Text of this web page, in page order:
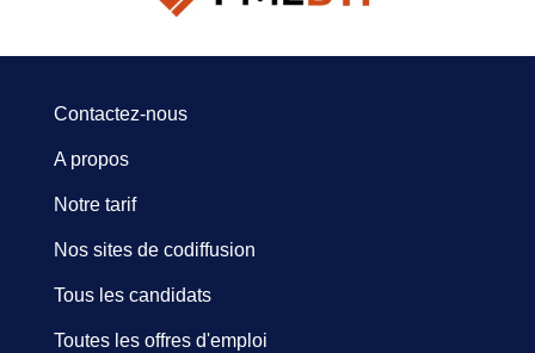
Contactez-nous
A propos
Notre tarif
Nos sites de codiffusion
Tous les candidats
Toutes les offres d'emploi